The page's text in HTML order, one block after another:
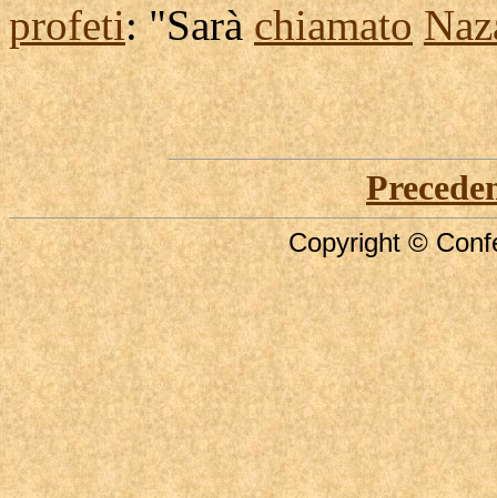
profeti: "Saràchiamato
Copyright ©